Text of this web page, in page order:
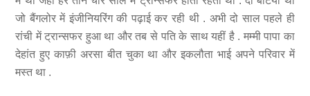
जो बैंगलोर में इंजीनियरिंग की पढ़ाई कर रही थी . अभी दो साल पहले ही
रांची में ट्रान्सफर हुआ था और तब से पति के साथ यहीं है . मम्मी पापा का
देहांत हुए काफ़ी अरसा बीत चुका था और इकलौता भाई अपने परिवार में
मस्त था .